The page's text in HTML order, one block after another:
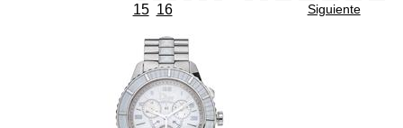
15 16 Siguiente